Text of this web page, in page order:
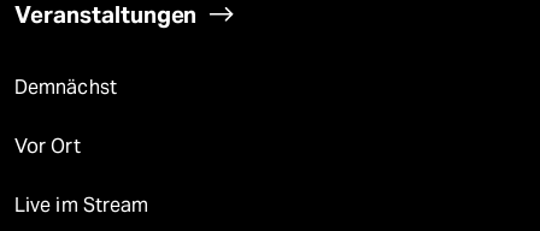
Veranstaltungen
Demnächst
Vor Ort
Live im Stream